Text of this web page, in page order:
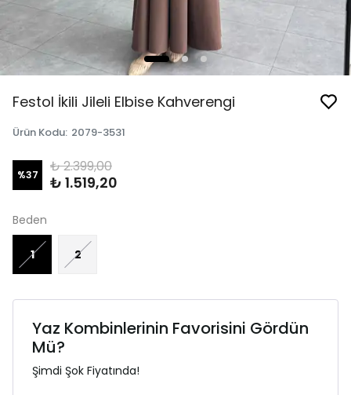
Festol İkili Jileli Elbise Kahverengi
Ürün Kodu: 2079-3531
%37 ₺ 2.399,00
₺ 1.519,20
Beden
1 2
Yaz Kombinlerinin Favorisini Gördün
Mü?
Şimdi Şok Fiyatında!